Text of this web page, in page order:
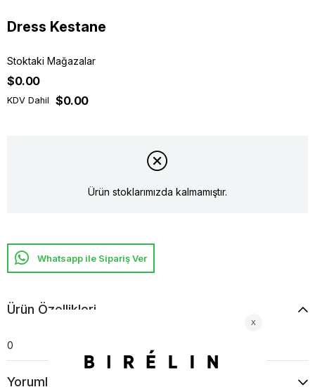
Dress Kestane
Stoktaki Mağazalar
$0.00
KDV Dahil $0.00
Ürün stoklarımızda kalmamıştır.
Whatsapp ile Sipariş Ver
Ürün Özellikleri
0
Yorumlar